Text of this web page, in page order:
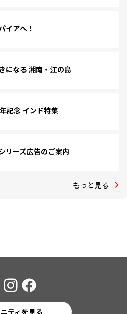
イアへ！
になる 湘南・江の島
記念 インド特集
リーズ広告のご案内
もっと見る
ティを見る